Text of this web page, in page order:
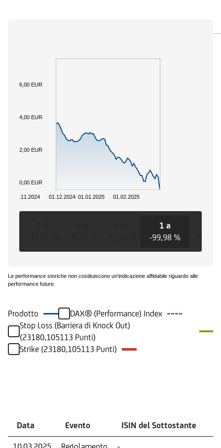
01.12.2024 01.01.2025 01.02.2025
01.11.2024
0,00 EUR
2,00 EUR
4,00 EUR
6,00 EUR
1 a
-99,98 %
Le performance storiche non costituiscono un'indicazione affidabile riguardo alle
performance future.
Prodotto
DAX® (Performance) Index
Stop Loss (Barriera di Knock Out)
(23180,105113 Punti)
Strike (23180,105113 Punti)
Data Evento ISIN del Sottostante